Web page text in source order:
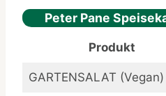
Peter Pane
Produkt
GARTENSALAT (Vegan)